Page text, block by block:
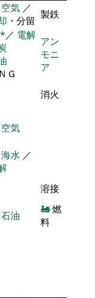
空気 ／
・分留 製鉄
*／ 電解
Ｇ
アン
モニ
ア
消火
空気
海水 ／
溶接
石油 🚂燃
料